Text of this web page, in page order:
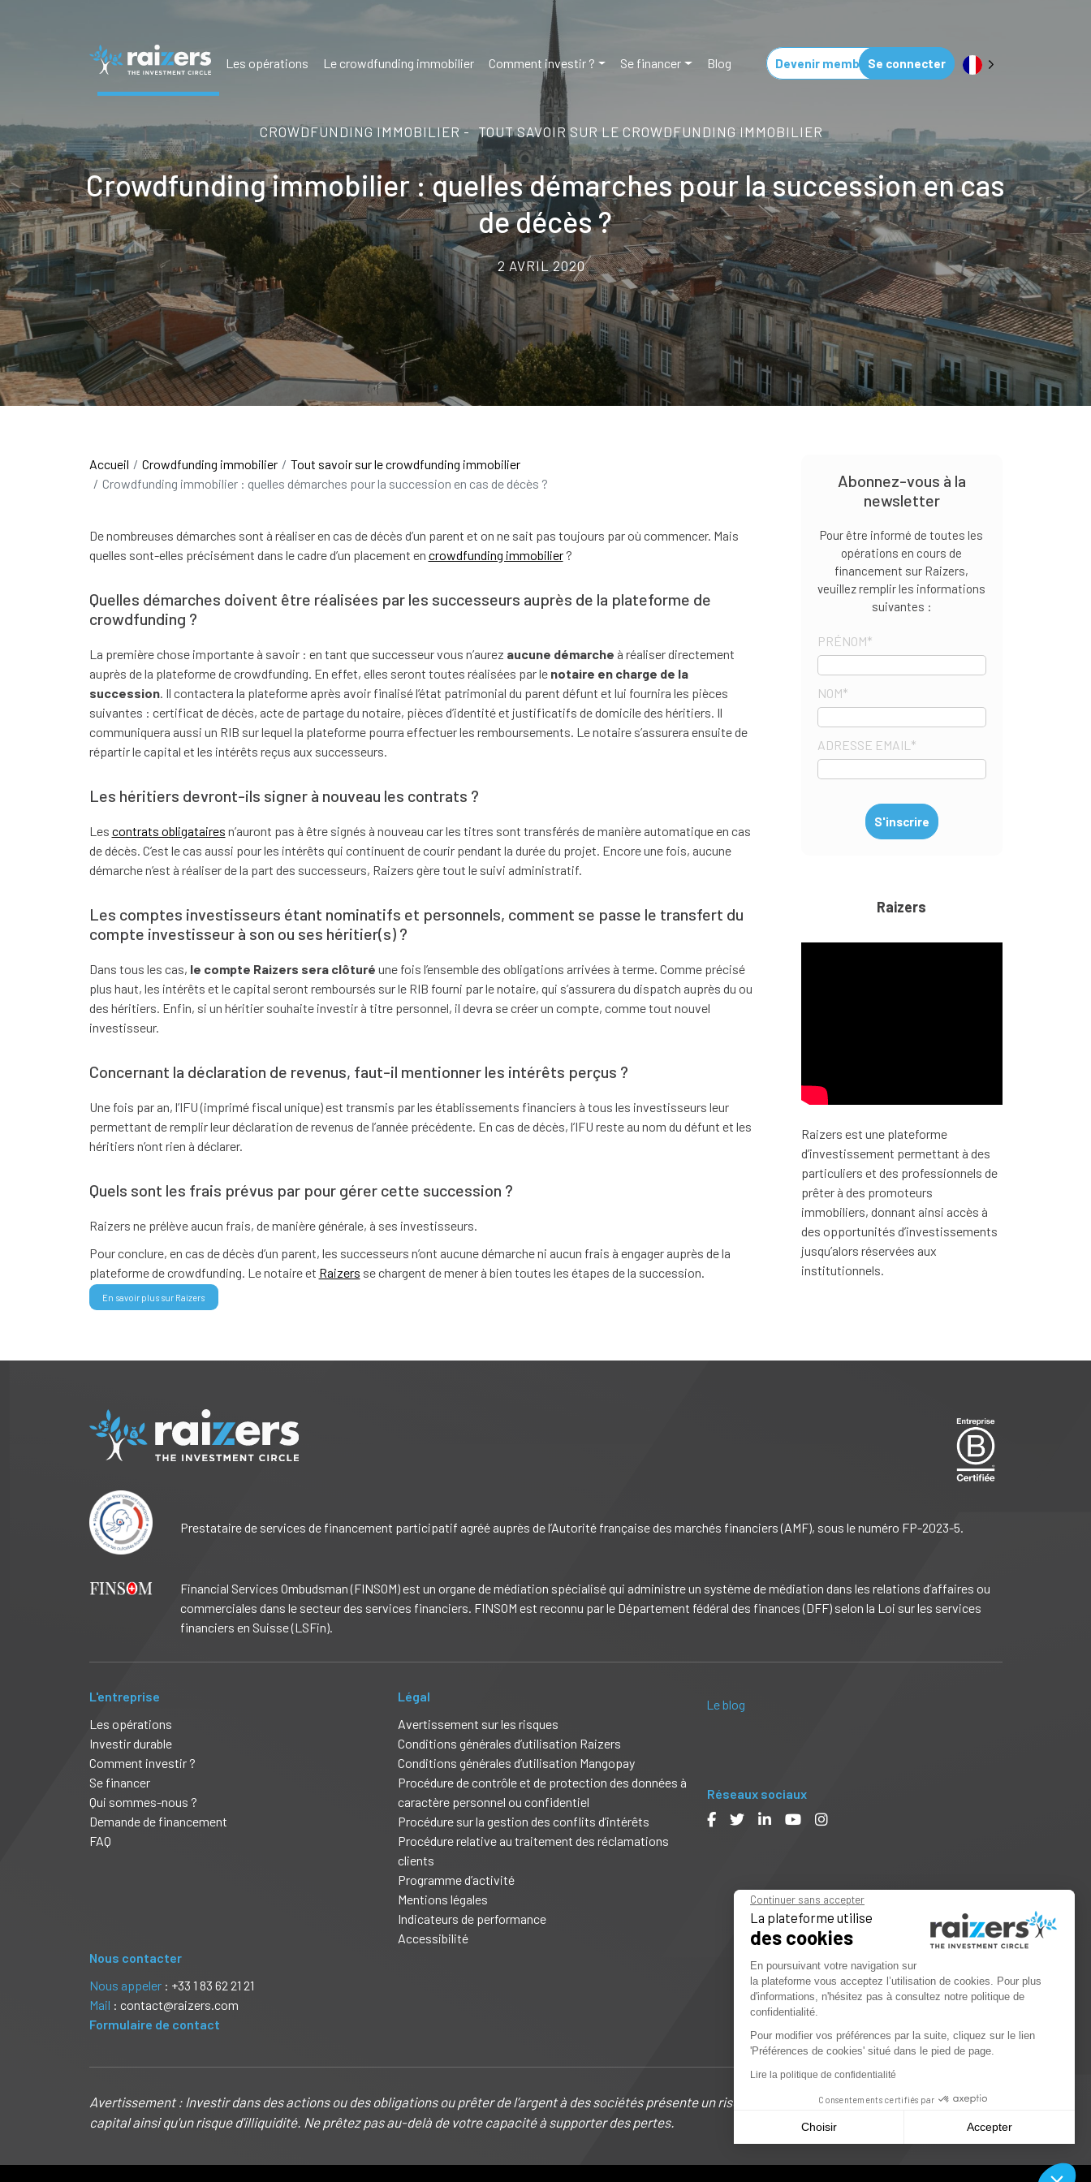
Les opérations Le crowdfunding immobilier Comment investir ? Se financer Blog Devenir membreSe connecter
CROWDFUNDING IMMOBILIER - TOUT SAVOIR SUR LE CROWDFUNDING IMMOBILIER
Crowdfunding immobilier : quelles démarches pour la succession en cas
de décès ?
2 AVRIL 2020
Accueil Crowdfunding immobilier
Tout savoir sur le crowdfunding immobilier
Crowdfunding immobilier : quelles démarches pour la succession en cas de décès ?
De nombreuses démarches sont à réaliser en cas de décès d’un parent et on ne sait pas toujours par où commencer. Mais
quelles sont-elles précisément dans le cadre d’un placement en crowdfunding immobilier?
Quelles démarches doivent être réalisées par les successeurs auprès de la plateforme de
crowdfunding ?
La première chose importante à savoir : en tant que successeur vous n’aurez aucune démarche à réaliser directement
auprès de la plateforme de crowdfunding. En effet, elles seront toutes réalisées par le notaire en charge de la
succession. Il contactera la plateforme après avoir finalisé l’état patrimonial du parent défunt et lui fournira les pièces
suivantes : certificat de décès, acte de partage du notaire, pièces d’identité et justificatifs de domicile des héritiers. Il
communiquera aussi un RIB sur lequel la plateforme pourra effectuer les remboursements. Le notaire s’assurera ensuite de
répartir le capital et les intérêts reçus aux successeurs.
Les héritiers devront-ils signer à nouveau les contrats ?
Les contrats obligataires n’auront pas à être signés à nouveau car les titres sont transférés de manière automatique en cas
de décès. C’est le cas aussi pour les intérêts qui continuent de courir pendant la durée du projet. Encore une fois, aucune
démarche n’est à réaliser de la part des successeurs, Raizers gère tout le suivi administratif.
Les comptes investisseurs étant nominatifs et personnels, comment se passe le transfert du
compte investisseur à son ou ses héritier(s) ?
Dans tous les cas, le compte Raizers sera clôturé une fois l’ensemble des obligations arrivées à terme. Comme précisé
plus haut, les intérêts et le capital seront remboursés sur le RIB fourni par le notaire, qui s’assurera du dispatch auprès du ou
des héritiers. Enfin, si un héritier souhaite investir à titre personnel, il devra se créer un compte, comme tout nouvel
investisseur.
Concernant la déclaration de revenus, faut-il mentionner les intérêts perçus ?
Une fois par an, l’IFU (imprimé fiscal unique) est transmis par les établissements financiers à tous les investisseurs leur
permettant de remplir leur déclaration de revenus de l’année précédente. En cas de décès, l’IFU reste au nom du défunt et les
héritiers n’ont rien à déclarer.
Quels sont les frais prévus par pour gérer cette succession ?
Raizers ne prélève aucun frais, de manière générale, à ses investisseurs.
Pour conclure, en cas de décès d’un parent, les successeurs n’ont aucune démarche ni aucun frais à engager auprès de la
plateforme de crowdfunding. Le notaire et Raizers se chargent de mener à bien toutes les étapes de la succession.
En savoir plus sur Raizers
Abonnez-vous à la
newsletter
Pour être informé de toutes les
opérations en cours de
financement sur Raizers,
veuillez remplir les informations
suivantes :
PRÉNOM*
NOM*
ADRESSE EMAIL *
Raizers
Raizers est une plateforme
d’investissement permettant à des
particuliers et des professionnels de
prêter à des promoteurs
immobiliers, donnant ainsi accès à
des opportunités d’investissements
jusqu’alors réservées aux
institutionnels.
Prestataire de services de financement participatif agréé auprès de l’Autorité française des marchés financiers (AMF), sous le numéro FP-2023-5.
Financial Services Ombudsman (FINSOM) est un organe de médiation spécialisé qui administre un système de médiation dans les relations d’affaires ou
commerciales dans le secteur des services financiers. FINSOM est reconnu par le Département fédéral des finances (DFF) selon la Loi sur les services
financiers en Suisse (LSFin).
L'entreprise
Les opérations
Investir durable
Comment investir ?
Se financer
Qui sommes-nous ?
Demande de financement
FAQ
Légal
Avertissement sur les risques
Conditions générales d’utilisation Raizers
Conditions générales d’utilisation Mangopay
Procédure de contrôle et de protection des données à
caractère personnel ou confidentiel
Procédure sur la gestion des conflits d’intérêts
Procédure relative au traitement des réclamations
clients
Programme d’activité
Mentions légales
Indicateurs de performance
Accessibilité
Le blog
Nous contacter
Nous appeler: +33 1 83 62 21 21
Mail : contact@raizers.com
Formulaire de contact
Réseaux sociaux
Avertissement : Investir dans des actions ou des obligations ou prêter de l’argent à des sociétés présente un risque important de perte partielle ou totale de
capital ainsi qu'un risque d'illiquidité. Ne prêtez pas au-delà de votre capacité à supporter des pertes.
Continuer sans accepter
La plateforme utilise
des cookies
En poursuivant votre navigation sur
la plateforme vous acceptez l’utilisation de cookies. Pour plus
d'informations, n'hésitez pas à consultez notre politique de
confidentialité.
Pour modifier vos préférences par la suite, cliquez sur le lien
'Préférences de cookies' situé dans le pied de page.
Lire la politique de confidentialité
Consentements certifiés par
Choisir Accepter